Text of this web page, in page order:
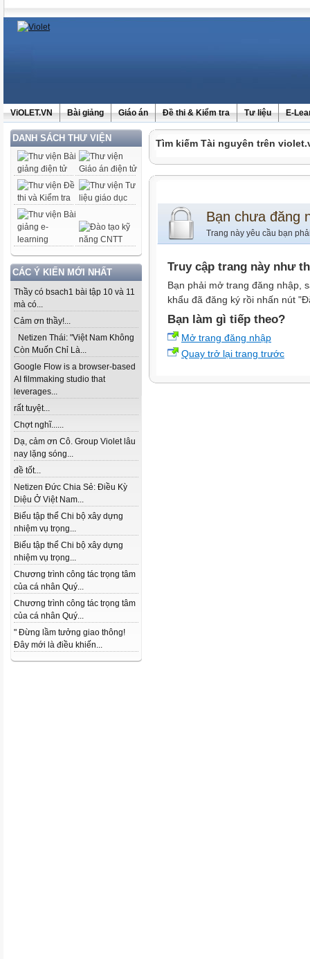
ViOLET.VN Bài giảng Giáo án Đề thi & Kiểm tra Tư liệu E-
DANH SÁCH THƯ VIỆN
CÁC Ý KIẾN MỚI NHẤT
Thầy có bsach1 bài tập 10 và 11
mà có...
Cảm ơn thầy!...
Netizen Thái: "Việt Nam Không
Còn Muốn Chỉ Là...
Google Flow is a browser-based
AI filmmaking studio that
leverages...
rất tuyệt...
Chợt nghĩ......
Dạ, cảm ơn Cô. Group Violet lâu
nay lặng sóng...
đề tốt...
Netizen Đức Chia Sẻ: Điều Kỳ
Diệu Ở Việt Nam...
Biểu tập thể Chi bộ xây dựng
nhiệm vụ trọng...
Biểu tập thể Chi bộ xây dựng
nhiệm vụ trọng...
Chương trình công tác trọng tâm
của cá nhân Quý...
Chương trình công tác trọng tâm
của cá nhân Quý...
" Đừng lầm tưởng giao thông!
Đây mới là điều khiến...
Tìm kiếm Tài nguyên trên
Bạn chưa đăng
Trang này yêu cầu bạn
Truy cập trang này như
Bạn phải mở trang đăng nhập,
khẩu đã đăng ký rồi nhấn nút
Bạn làm gì tiếp theo?
Mở trang đăng nhập
Quay trở lại trang trước